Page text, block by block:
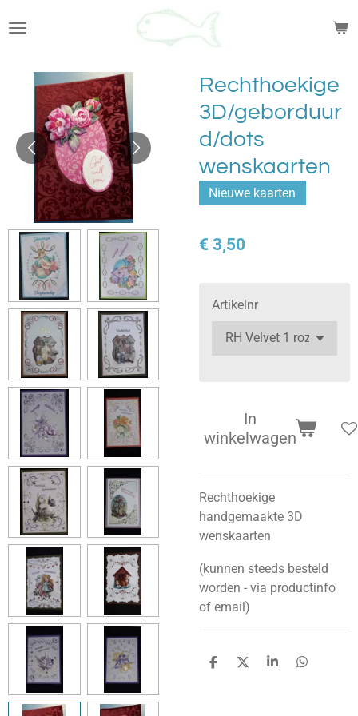
direct
hoofdinhoud
Rechthoekige
3D/geborduur
d/dots
wenskaarten
Nieuwe kaarten
€ 3,50
Artikelnr
In
winkelwagen
Rechthoekige
handgemaakte 3D
wenskaarten
(kunnen steeds besteld
worden - via productinfo
of email)
D
D
S
D